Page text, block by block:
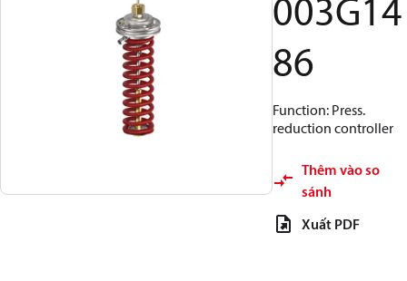
86
Function: Press.
reduction controller
Thêm vào so
sánh
Xuất PDF